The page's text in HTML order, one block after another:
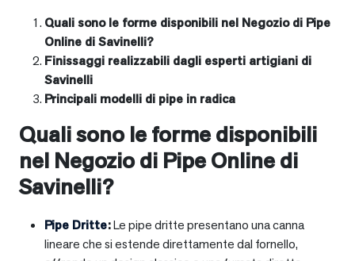
Quali sono le forme disponibili nel Negozio di Pipe
Online di Savinelli?
Finissaggi realizzabili dagli esperti artigiani di
Savinelli
Principali modelli di pipe in radica
Quali sono le forme disponibili
nel Negozio di Pipe Online di
Savinelli?
Pipe Dritte:Le pipe dritte presentano una canna
lineare che si estende direttamente dal fornello,